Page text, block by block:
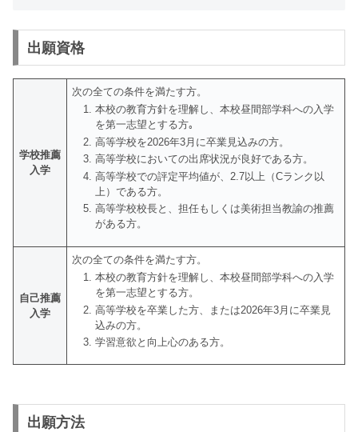
出願資格
学校推薦
入学
次の全ての条件を満たす方。
本校の教育方針を理解し、本校昼間部学科への入学
を第一志望とする方｡
高等学校を2026年3月に卒業見込みの方。
高等学校においての出席状況が良好である方。
高等学校での評定平均値が、2.7以上（Cランク以
上）である方。
高等学校校長と、担任もしくは美術担当教諭の推薦
がある方。
自己推薦
入学
次の全ての条件を満たす方。
本校の教育方針を理解し、本校昼間部学科への入学
を第一志望とする方。
高等学校を卒業した方、または2026年3月に卒業見
込みの方。
学習意欲と向上心のある方。
出願方法